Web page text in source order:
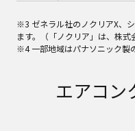
※3 ゼネラル社のノクリアX、
ます。（「ノクリア」は、株式
※4 一部地域はパナソニック製
エアコン